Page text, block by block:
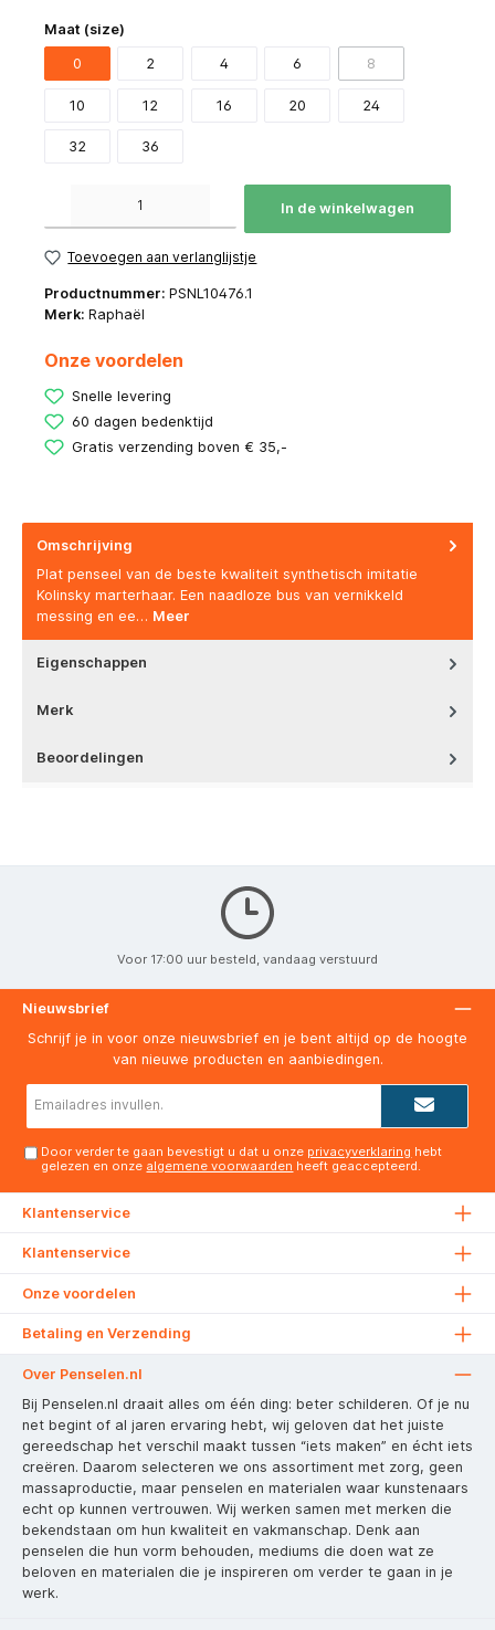
Maat (size)
0 2 4 6 8
10 12 16 20 24
32 36
In de winkelwagen
Toevoegen aan verlanglijstje
Productnummer: PSNL10476.1
Merk: Raphaël
Onze voordelen
Snelle levering
60 dagen bedenktijd
Gratis verzending boven € 35,-
Omschrijving
Plat penseel van de beste kwaliteit synthetisch imitatie
Kolinsky marterhaar. Een naadloze bus van vernikkeld
messing en ee… Meer
Eigenschappen
Merk
Beoordelingen
Voor 17:00 uur besteld, vandaag verstuurd
Nieuwsbrief
Schrijf je in voor onze nieuwsbrief en je bent altijd op de hoogte
van nieuwe producten en aanbiedingen.
Door verder te gaan bevestigt u dat u onze privacyverklaring hebt
gelezen en onze algemene voorwaarden heeft geaccepteerd.
Klantenservice
Klantenservice
Onze voordelen
Betaling en Verzending
Over Penselen.nl
Bij Penselen.nl draait alles om één ding: beter schilderen. Of je nu
net begint of al jaren ervaring hebt, wij geloven dat het juiste
gereedschap het verschil maakt tussen “iets maken” en écht iets
creëren. Daarom selecteren we ons assortiment met zorg, geen
massaproductie, maar penselen en materialen waar kunstenaars
echt op kunnen vertrouwen. Wij werken samen met merken die
bekendstaan om hun kwaliteit en vakmanschap. Denk aan
penselen die hun vorm behouden, mediums die doen wat ze
beloven en materialen die je inspireren om verder te gaan in je
werk.